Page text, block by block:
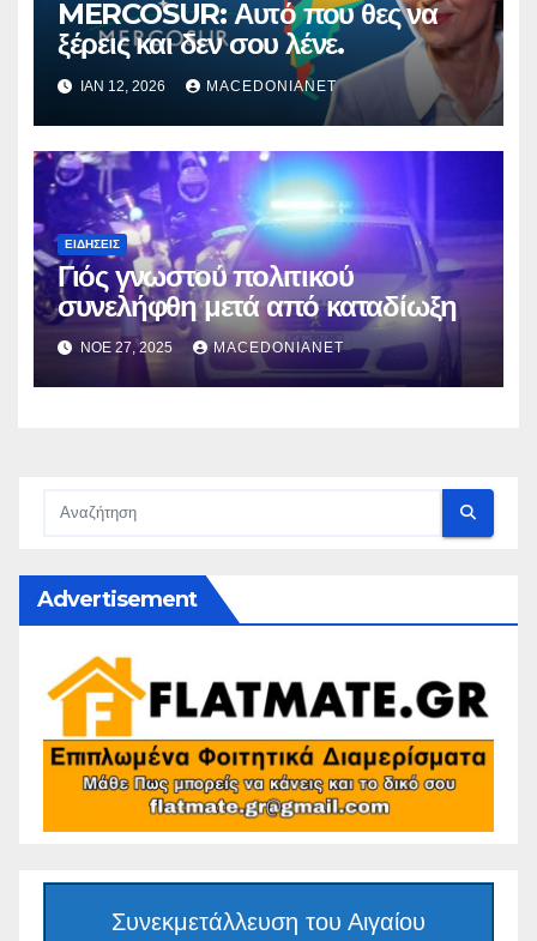
MERCOSUR: Αυτό που θες να
ξέρεις και δεν σου λένε.
ΙΑΝ 12, 2026 MACEDONIANET
ΕΙΔΉΣΕΙΣ
Γιός γνωστού πολιτικού
συνελήφθη μετά από καταδίωξη
ΝΟΈ 27, 2025 MACEDONIANET
Advertisement
Συνεκμετάλλευση του Αιγαίου